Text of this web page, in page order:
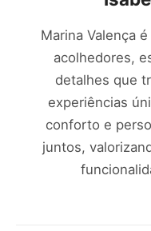
Marina Valença
acolhedores,
detalhes que
experiências
conforto e
juntos,